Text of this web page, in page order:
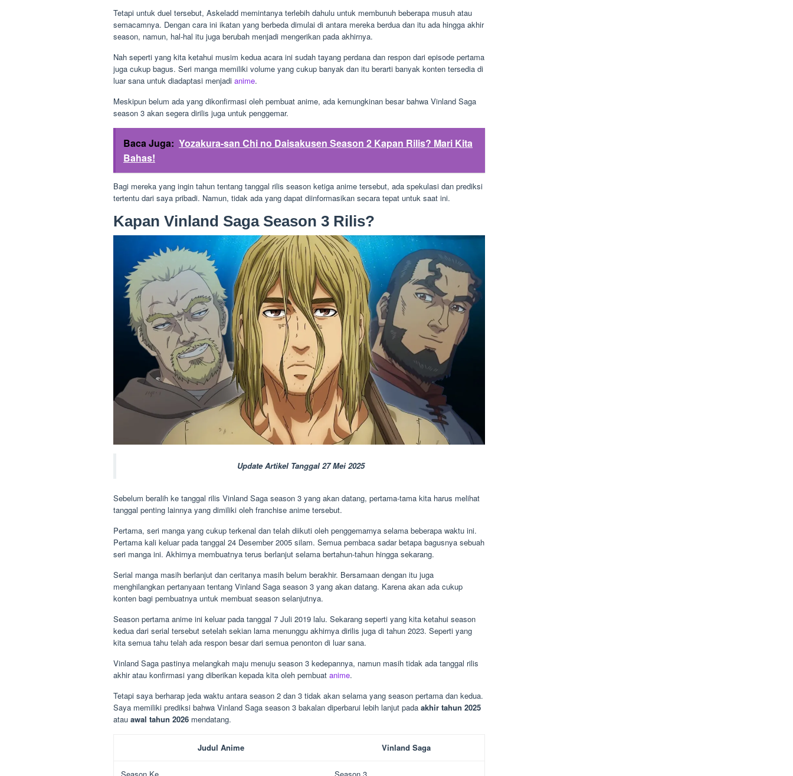
Tetapi untuk duel tersebut, Askeladd memintanya terlebih dahulu untuk membunuh beberapa musuh atau
semacamnya. Dengan cara ini ikatan yang berbeda dimulai di antara mereka berdua dan itu ada hingga akhir
season, namun, hal-hal itu juga berubah menjadi mengerikan pada akhirnya.
Nah seperti yang kita ketahui musim kedua acara ini sudah tayang perdana dan respon dari episode pertama
juga cukup bagus. Seri manga memiliki volume yang cukup banyak dan itu berarti banyak konten tersedia di
luar sana untuk diadaptasi menjadi anime.
Meskipun belum ada yang dikonfirmasi oleh pembuat anime, ada kemungkinan besar bahwa Vinland Saga
season 3 akan segera dirilis juga untuk penggemar.
Baca Juga: Yozakura-san Chi no Daisakusen Season 2 Kapan Rilis? Mari Kita
Bahas!
Bagi mereka yang ingin tahun tentang tanggal rilis season ketiga anime tersebut, ada spekulasi dan prediksi
tertentu dari saya pribadi. Namun, tidak ada yang dapat diinformasikan secara tepat untuk saat ini.
Kapan Vinland Saga Season 3 Rilis?
Update Artikel Tanggal 27 Mei 2025
Sebelum beralih ke tanggal rilis Vinland Saga season 3 yang akan datang, pertama-tama kita harus melihat
tanggal penting lainnya yang dimiliki oleh franchise anime tersebut.
Pertama, seri manga yang cukup terkenal dan telah diikuti oleh penggemarnya selama beberapa waktu ini.
Pertama kali keluar pada tanggal 24 Desember 2005 silam. Semua pembaca sadar betapa bagusnya sebuah
seri manga ini. Akhirnya membuatnya terus berlanjut selama bertahun-tahun hingga sekarang.
Serial manga masih berlanjut dan ceritanya masih belum berakhir. Bersamaan dengan itu juga
menghilangkan pertanyaan tentang Vinland Saga season 3 yang akan datang. Karena akan ada cukup
konten bagi pembuatnya untuk membuat season selanjutnya.
Season pertama anime ini keluar pada tanggal 7 Juli 2019 lalu. Sekarang seperti yang kita ketahui season
kedua dari serial tersebut setelah sekian lama menunggu akhirnya dirilis juga di tahun 2023. Seperti yang
kita semua tahu telah ada respon besar dari semua penonton di luar sana.
Vinland Saga pastinya melangkah maju menuju season 3 kedepannya, namun masih tidak ada tanggal rilis
akhir atau konfirmasi yang diberikan kepada kita oleh pembuat anime.
Tetapi saya berharap jeda waktu antara season 2 dan 3 tidak akan selama yang season pertama dan kedua.
Saya memiliki prediksi bahwa Vinland Saga season 3 bakalan diperbarui lebih lanjut pada akhir tahun 2025
atau awal tahun 2026 mendatang.
Judul Anime Vinland Saga
Season Ke Season 3